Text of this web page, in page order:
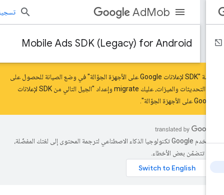
AdMob تسجيل
Mobile Ads SDK (Legacy) for Android
حزمة "SDK لإعلانات Google على الأجهزة الجوّالة" في وضع الصيانة للحصول على
التحديثات والميزات، عليكmigrateو
إعداد "الجيل التالي من SDK لإعلانات
.
تستخدم Google تكنولوجيا الذكاء الاصطناعي لترجمة المحتوى إلى لغتك المفضّلة،
تتضمّن بعض الأخطاء.